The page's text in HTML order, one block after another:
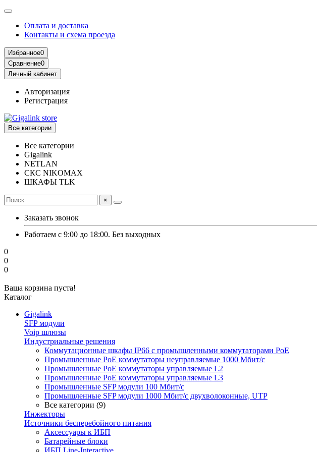
Оплата и доставка
Контакты и схема проезда
Избранное0
Сравнение0
Личный кабинет
Авторизация
Регистрация
Все категории
Все категории
Gigalink
NETLAN
СКС NIKOMAX
ШКАФЫ TLK
×
Заказать звонок
Работаем с 9:00 до 18:00. Без выходных
0
0
0
Ваша корзина пуста!
Каталог
Gigalink
SFP модули
Voip шлюзы
Индустриальные решения
Коммутационные шкафы IP66 c промышленными коммутаторами PoE
Промышленные PoE коммутаторы неуправляемые 1000 Мбит/с
Промышленные PoE коммутаторы управляемые L2
Промышленные PoE коммутаторы управляемые L3
Промышленные SFP модули 100 Мбит/c
Промышленные SFP модули 1000 Мбит/c двухволоконные, UTP
Все категории (9)
Инжекторы
Источники бесперебойного питания
Аксессуары к ИБП
Батарейные блоки
ИБП Line-Interactive